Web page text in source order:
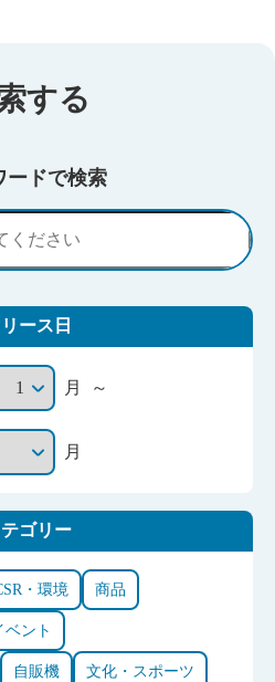
する
ードで検索
ース日
月 ～
月
ゴリー
・環境 商品
ベント
自販機 文化・スポーツ